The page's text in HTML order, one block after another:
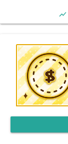
show_chart